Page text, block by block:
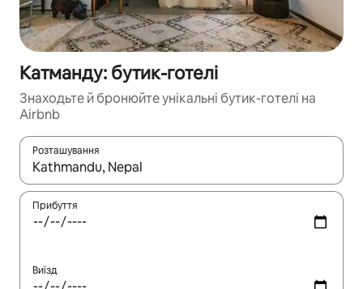
Катманду: бутик-готелі
Знаходьте й бронюйте унікальні бутик-готелі на
Airbnb
Розташування
Отримавши результати пошуку, використовуйте для
Прибуття
Виїзд